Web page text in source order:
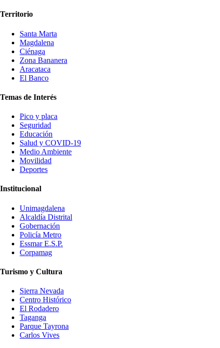
Territorio
Santa Marta
Magdalena
Ciénaga
Zona Bananera
Aracataca
El Banco
Temas de Interés
Pico y placa
Seguridad
Educación
Salud y COVID-19
Medio Ambiente
Movilidad
Deportes
Institucional
Unimagdalena
Alcaldía Distrital
Gobernación
Policía Metro
Essmar E.S.P.
Corpamag
Turismo y Cultura
Sierra Nevada
Centro Histórico
El Rodadero
Taganga
Parque Tayrona
Carlos Vives